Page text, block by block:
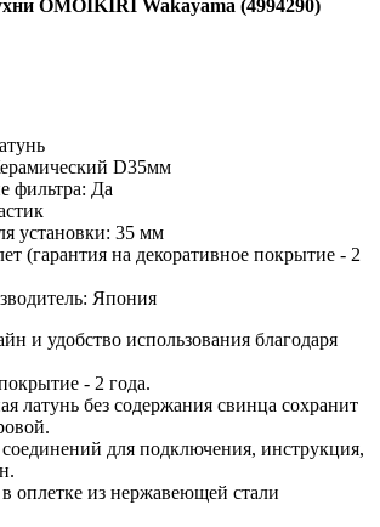
OMOIKIRI Wakayama (4994290)
D35мм
фильтра: Да
установки: 35 мм
(гарантия на декоративное покрытие - 2
Япония
и удобство использования благодаря
- 2 года.
латунь без содержания свинца сохранит
для подключения, инструкция,
оплетке из нержавеющей стали